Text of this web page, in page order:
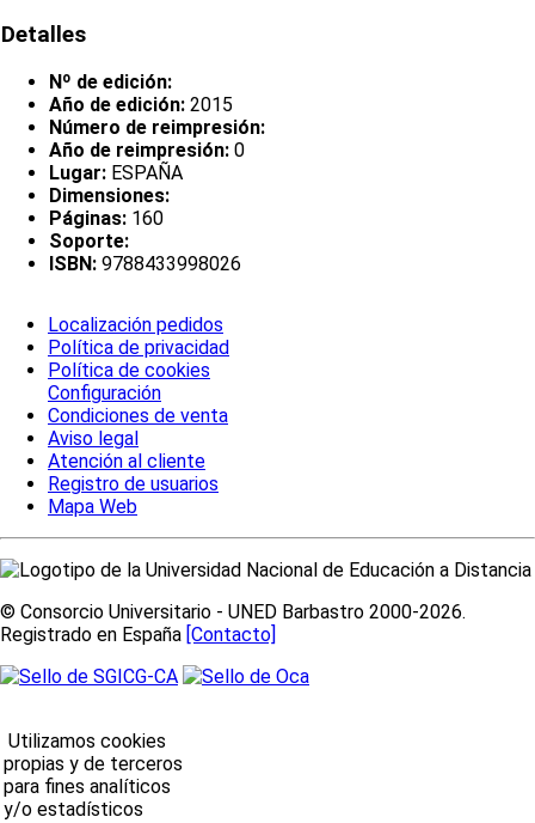
Detalles
Nº de edición:
Año de edición: 2015
Número de reimpresión:
Año de reimpresión: 0
Lugar: ESPAÑA
Dimensiones:
Páginas: 160
Soporte:
ISBN: 9788433998026
Localización pedidos
Política de privacidad
Política de cookies
Configuración
Condiciones de venta
Aviso legal
Atención al cliente
Registro de usuarios
Mapa Web
© Consorcio Universitario - UNED Barbastro 2000-2026.
Registrado en España [Contacto]
Utilizamos cookies
propias y de terceros
para fines analíticos
y/o estadísticos